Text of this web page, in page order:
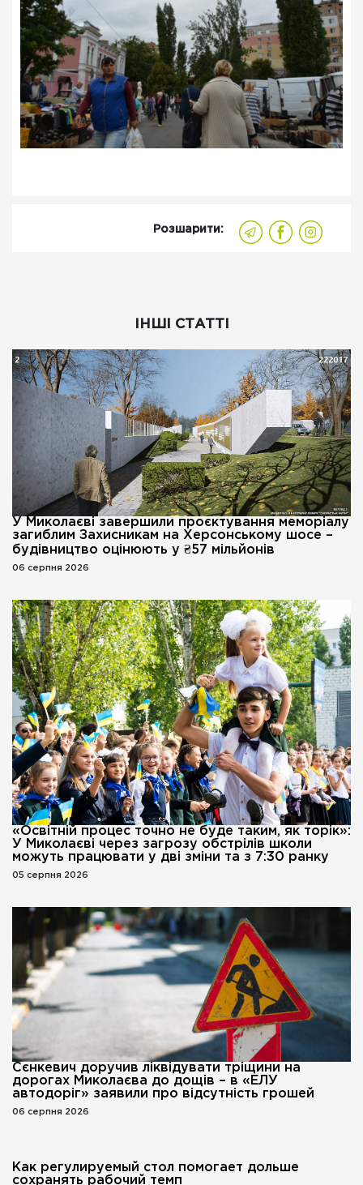
Розшарити:
ІНШІ СТАТТІ
У Миколаєві завершили проєктування меморіалу
загиблим Захисникам на Херсонському шосе –
будівництво оцінюють у ₴57 мільйонів
06 серпня 2026
«Освітній процес точно не буде таким, як торік»:
У Миколаєві через загрозу обстрілів школи
можуть працювати у дві зміни та з 7:30 ранку
05 серпня 2026
Сєнкевич доручив ліквідувати тріщини на
дорогах Миколаєва до дощів – в «ЕЛУ
автодоріг» заявили про відсутність грошей
06 серпня 2026
Как регулируемый стол помогает дольше
сохранять рабочий темп